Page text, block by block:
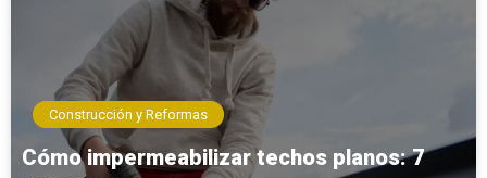
Construcción y Reformas
Cómo impermeabilizar techos planos: 7